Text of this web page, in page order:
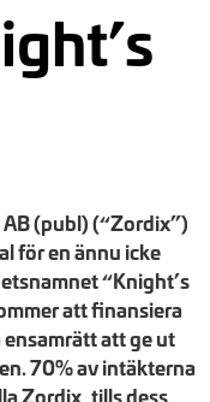
(publ) (“Zordix”)
för en ännu icke
“Knight’s
att finansiera
att ge ut
70% av intäkterna
Zordix, tills dess